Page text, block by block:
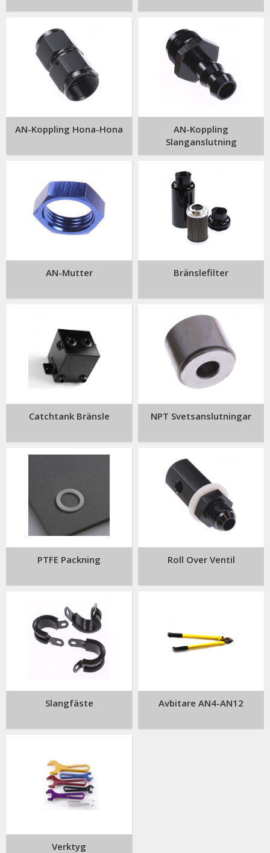
AN-Koppling Hona-Hona
AN-Koppling
Slanganslutning
AN-Mutter Bränslefilter
Catchtank Bränsle NPT Svetsanslutningar
PTFE Packning Roll Over Ventil
Slangfäste Avbitare AN4-AN12
Verktyg